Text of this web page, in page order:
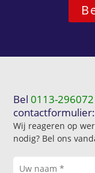
Bel0113-296072
contactformulier:
Wij reageren op
nodig? Bel ons